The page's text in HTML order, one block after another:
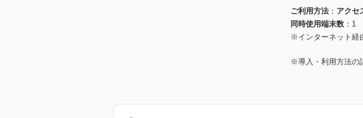
ご利用方法
アクセ
同時使用端末数
1
※インターネット経
※導入・利用方法の